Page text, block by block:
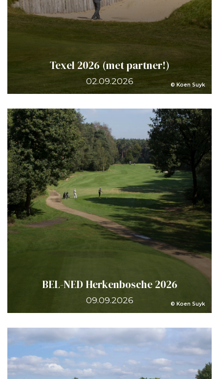
© Koen Suyk
Texel 2026 (met partner!)
02.09.2026
© Koen Suyk
BEL-NED Herkenbosche 2026
09.09.2026